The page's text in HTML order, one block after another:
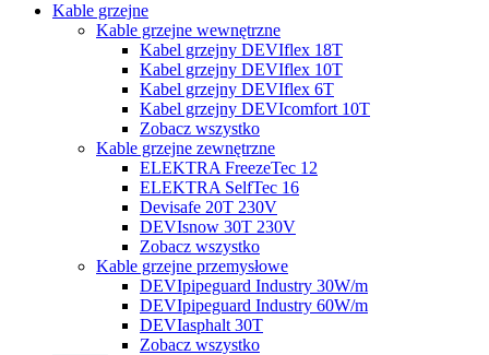
Kable grzejne
Kable grzejne wewnętrzne
Kabel grzejny DEVIflex 18T
Kabel grzejny DEVIflex 10T
Kabel grzejny DEVIflex 6T
Kabel grzejny DEVIcomfort 10T
Zobacz wszystko
Kable grzejne zewnętrzne
ELEKTRA FreezeTec 12
ELEKTRA SelfTec 16
Devisafe 20T 230V
DEVIsnow 30T 230V
Zobacz wszystko
Kable grzejne przemysłowe
DEVIpipeguard Industry 30W/m
DEVIpipeguard Industry 60W/m
DEVIasphalt 30T
Zobacz wszystko